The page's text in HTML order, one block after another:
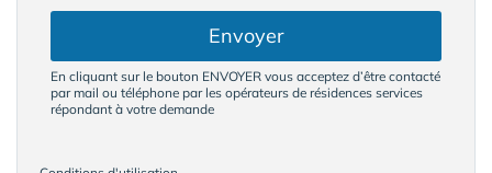
Envoyer
En cliquant sur le bouton ENVOYER vous acceptez d’être contacté
par mail ou téléphone par les opérateurs de résidences services
répondant à votre demande